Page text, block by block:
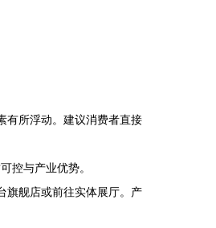
有所浮动。建议消费者直接
控与产业优势。
旗舰店或前往实体展厅。产